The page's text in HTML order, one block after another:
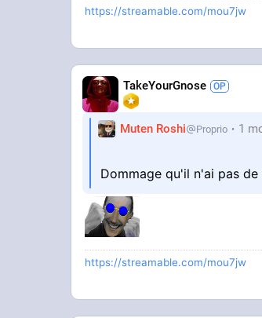
https://streamable.com/mou7jw
TakeYourGnose
Muten Roshi Proprio 1
Dommage qu'il n'ai pas
https://streamable.com/mou7jw